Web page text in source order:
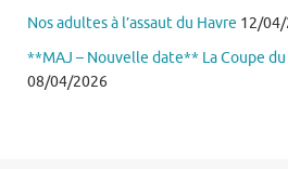
Nos adultes à l’assaut du Havre 12/
**MAJ – Nouvelle date** La Coupe
08/04/2026